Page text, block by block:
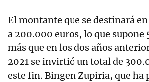
El montante que se destinará
a 200.000 euros, lo que supone
más que en los dos años
2021 se invirtió un total de
este fin. Bingen Zupiria, que ha